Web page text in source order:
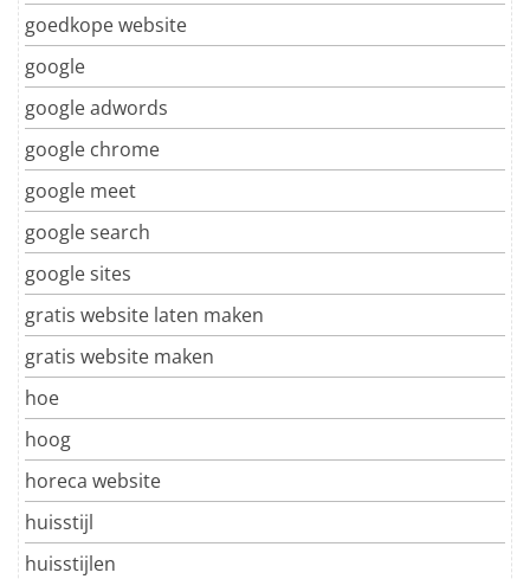
goedkope website
google
google adwords
google chrome
google meet
google search
google sites
gratis website laten maken
gratis website maken
hoe
hoog
horeca website
huisstijl
huisstijlen